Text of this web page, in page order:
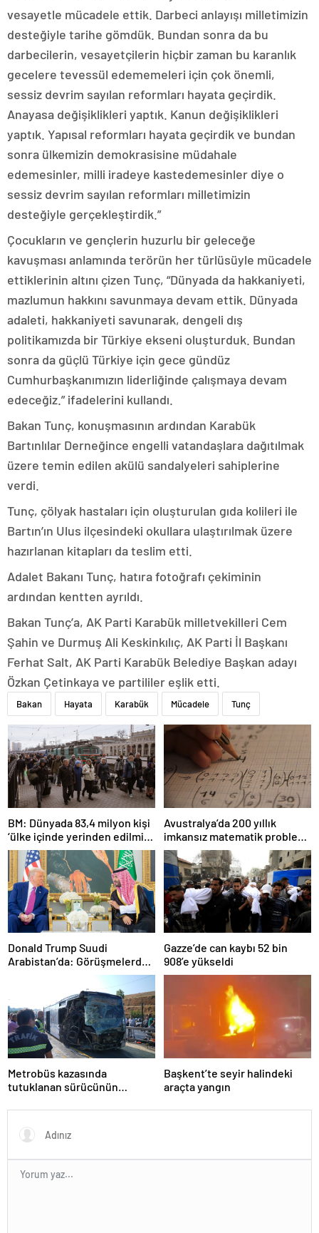
vesayetle mücadele ettik. Darbeci anlayışı milletimizin
desteğiyle tarihe gömdük. Bundan sonra da bu
darbecilerin, vesayetçilerin hiçbir zaman bu karanlık
gecelere tevessül edememeleri için çok önemli,
sessiz devrim sayılan reformları hayata geçirdik.
Anayasa değişiklikleri yaptık. Kanun değişiklikleri
yaptık. Yapısal reformları hayata geçirdik ve bundan
sonra ülkemizin demokrasisine müdahale
edemesinler, milli iradeye kastedemesinler diye o
sessiz devrim sayılan reformları milletimizin
desteğiyle gerçekleştirdik.”
Çocukların ve gençlerin huzurlu bir geleceğe
kavuşması anlamında terörün her türlüsüyle mücadele
ettiklerinin altını çizen Tunç, “Dünyada da hakkaniyeti,
mazlumun hakkını savunmaya devam ettik. Dünyada
adaleti, hakkaniyeti savunarak, dengeli dış
politikamızda bir Türkiye ekseni oluşturduk. Bundan
sonra da güçlü Türkiye için gece gündüz
Cumhurbaşkanımızın liderliğinde çalışmaya devam
edeceğiz.” ifadelerini kullandı.
Bakan Tunç, konuşmasının ardından Karabük
Bartınlılar Derneğince engelli vatandaşlara dağıtılmak
üzere temin edilen akülü sandalyeleri sahiplerine
verdi.
Tunç, çölyak hastaları için oluşturulan gıda kolileri ile
Bartın’ın Ulus ilçesindeki okullara ulaştırılmak üzere
hazırlanan kitapları da teslim etti.
Adalet Bakanı Tunç, hatıra fotoğrafı çekiminin
ardından kentten ayrıldı.
Bakan Tunç’a, AK Parti Karabük milletvekilleri Cem
Şahin ve Durmuş Ali Keskinkılıç, AK Parti İl Başkanı
Ferhat Salt, AK Parti Karabük Belediye Başkan adayı
Özkan Çetinkaya ve partililer eşlik etti.
Bakan Hayata Karabük Mücadele Tunç
BM: Dünyada 83,4 milyon kişi
‘ülke içinde yerinden edilmiş’
olarak yaşıyor
Avustralya’da 200 yıllık
imkansız matematik problemi
çözüldü
Donald Trump Suudi
Arabistan’da: Görüşmelerde
Gazze’de can kaybı 52 bin
908’e yükseldi
Metrobüs kazasında
tutuklanan sürücünün
Başkent’te seyir halindeki
araçta yangın